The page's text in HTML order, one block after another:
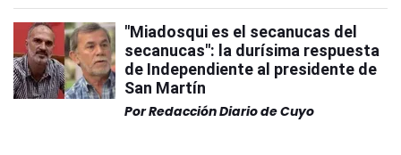
"Miadosqui es el secanucas del
secanucas": la durísima respuesta
de Independiente al presidente de
San Martín
PorRedacción Diario de Cuyo